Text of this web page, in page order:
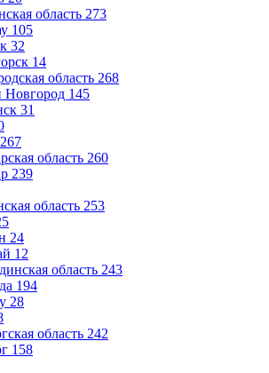
область 273
105
32
14
область 268
145
31
267
область 260
239
область 253
24
12
область 243
194
28
область 242
158